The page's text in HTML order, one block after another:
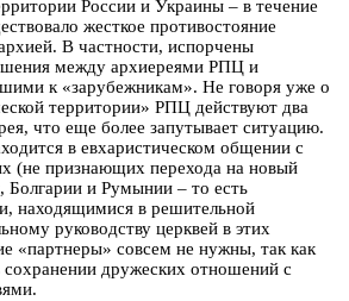
России и Украины – в течение
жесткое противостояние
В частности, испорчены
между архиереями РПЦ и
к «зарубежникам». Не говоря уже о
территории» РПЦ действуют два
что еще более запутывает ситуацию.
в евхаристическом общении с
(не признающих перехода на новый
Болгарии и Румынии – то есть
находящимися в решительной
руководству церквей в этих
«партнеры» совсем не нужны, так как
сохранении дружеских отношений с